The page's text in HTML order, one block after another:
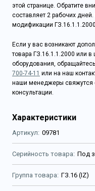
этой странице. Обратите
составляет 2 рабочих
модификации
Если у вас возникают
товара ГЗ.16.1.1.2000 или
оборудования,
700-74-11 или на наш
наши менеджеры свяжутся
консультации.
Характеристики
Артикул 09781
Серийность товара Под
Группа товара ГЗ.16 (IZ)